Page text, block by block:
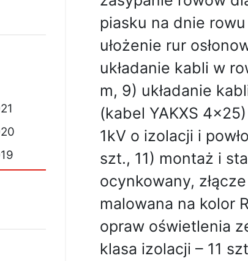
piasku na dnie
ułożenie rur
układanie kabli w
m, 9) układanie
(kabel YAKXS
1kV o izolacji i
szt., 11) montaż i
ocynkowany,
malowana na kolor
opraw oświetlenia
klasa izolacji – 11